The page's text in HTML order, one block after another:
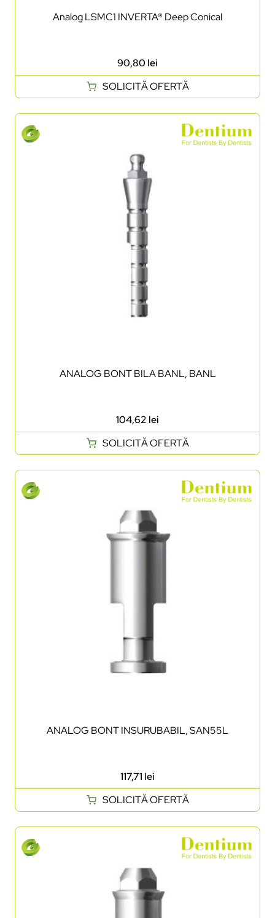
Analog LSMC1 INVERTA® Deep Conical
90,80 lei
SOLICITĂ OFERTĂ
ANALOG BONT BILA BANL, BANL
104,62 lei
SOLICITĂ OFERTĂ
ANALOG BONT INSURUBABIL, SAN55L
117,71 lei
SOLICITĂ OFERTĂ